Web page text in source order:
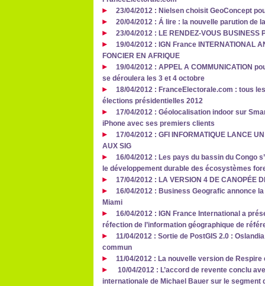
23/04/2012 : Nielsen choisit GeoConcept
20/04/2012 : Á lire : la nouvelle parution de
23/04/2012 : LE RENDEZ‐VOUS BUSINESS
19/04/2012 : IGN France INTERNATIONAL
FONCIER EN AFRIQUE
19/04/2012 : APPEL A COMMUNICATION
se déroulera les 3 et 4 octobre
18/04/2012 : FranceElectorale.com : tous
élections présidentielles 2012
17/04/2012 : Géolocalisation indoor sur
iPhone avec ses premiers clients
17/04/2012 : GFI INFORMATIQUE LANCE
AUX SIG
16/04/2012 : Les pays du bassin du Congo
le développement durable des écosystèmes
17/04/2012 : LA VERSION 4 DE CANOPÉE
16/04/2012 : Business Geografic annonce
Miami
16/04/2012 : IGN France International a
réfection de l’information géographique de
11/04/2012 : Sortie de PostGIS 2.0 :
commun
11/04/2012 : La nouvelle version de Respire
10/04/2012 : L’accord de revente conclu
internationale de Michael Bauer sur le segment